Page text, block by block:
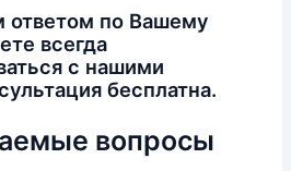
ответом по Вашему
всегда
с нашими
бесплатна.
вопросы